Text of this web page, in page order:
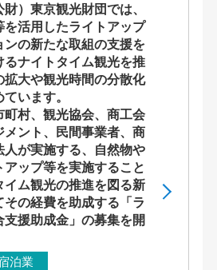
）東京観光財団では、
活用したライトアップ
の新たな取組の支援を
ナイトタイム観光を推
大や観光時間の分散化
います。
村、観光協会、商工会
ント、民間事業者、商
人が実施する、自然物や
ップ等を実施すること
イム観光の推進を図る新
の経費を助成する「ラ
援助成金」の募集を開
泊業